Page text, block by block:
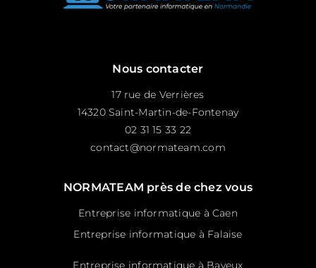
Nous contacter
17 rue de Verrières
14320 Saint-Martin-de-Fontenay
02 31 15 33 22
contact@normateam.com
NORMATEAM près de chez vous
Entreprise informatique à Caen
Entreprise informatique à Falaise